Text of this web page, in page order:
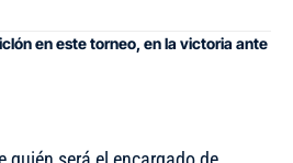
en este torneo, en la victoria ante